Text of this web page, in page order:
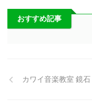
おすすめ記事
カワイ音楽教室 鏡石